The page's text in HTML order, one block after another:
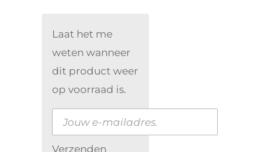
Laat het me
weten wanneer
dit product weer
op voorraad is.
Verzenden